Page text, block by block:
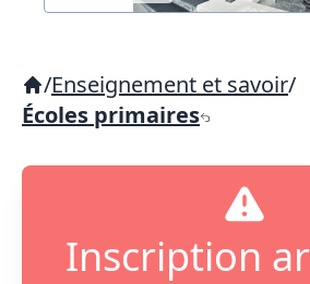
/Enseignement et savoir/
Écoles primaires
Inscription